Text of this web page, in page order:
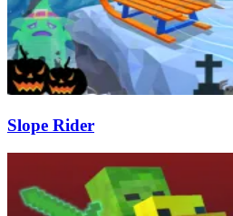
Slope Rider